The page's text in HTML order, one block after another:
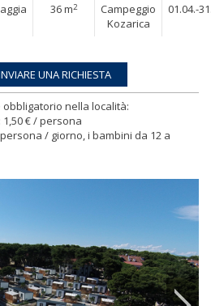
36 m2
Campeggio
Kozarica
01.04.-
nella località:
€ / persona
/ giorno, i bambini da 12 a